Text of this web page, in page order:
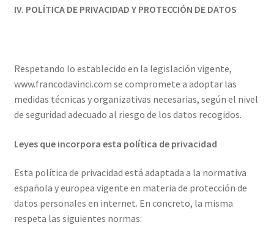
IV. POLÍTICA DE PRIVACIDAD Y PROTECCIÓN DE DATOS
Respetando lo establecido en la legislación vigente,
www.francodavinci.com se compromete a adoptar las
medidas técnicas y organizativas necesarias, según el nivel
de seguridad adecuado al riesgo de los datos recogidos.
Leyes que incorpora esta política de privacidad
Esta política de privacidad está adaptada a la normativa
española y europea vigente en materia de protección de
datos personales en internet. En concreto, la misma
respeta las siguientes normas: